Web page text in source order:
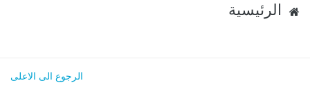
الرئيسية
الرجوع الى الاعلى